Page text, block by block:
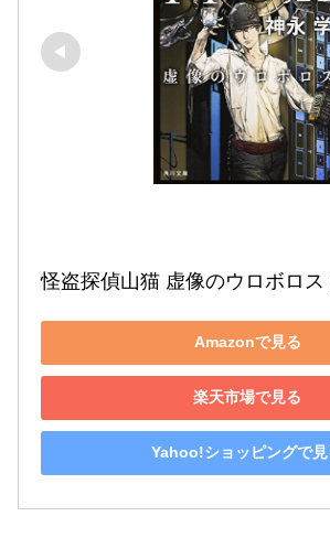
怪盗探偵山猫 虚像のウロボロス
Amazonで見る
楽天市場で見る
Yahoo!ショッピングで見